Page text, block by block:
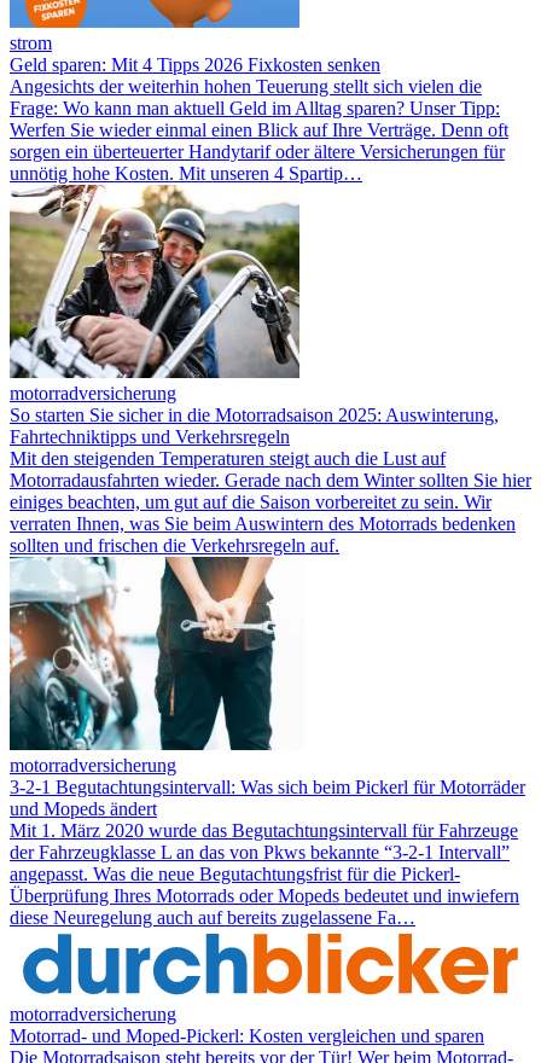
strom
Geld sparen: Mit 4 Tipps 2026 Fixkosten senken
Angesichts der weiterhin hohen Teuerung stellt sich vielen die
Frage: Wo kann man aktuell Geld im Alltag sparen? Unser Tipp:
Werfen Sie wieder einmal einen Blick auf Ihre Verträge. Denn oft
sorgen ein überteuerter Handytarif oder ältere Versicherungen für
unnötig hohe Kosten. Mit unseren 4 Spartip…
motorradversicherung
So starten Sie sicher in die Motorradsaison 2025: Auswinterung,
Fahrtechniktipps und Verkehrsregeln
Mit den steigenden Temperaturen steigt auch die Lust auf
Motorradausfahrten wieder. Gerade nach dem Winter sollten Sie hier
einiges beachten, um gut auf die Saison vorbereitet zu sein. Wir
verraten Ihnen, was Sie beim Auswintern des Motorrads bedenken
sollten und frischen die Verkehrsregeln auf.
motorradversicherung
3-2-1 Begutachtungsintervall: Was sich beim Pickerl für Motorräder
und Mopeds ändert
Mit 1. März 2020 wurde das Begutachtungsintervall für Fahrzeuge
der Fahrzeugklasse L an das von Pkws bekannte “3-2-1 Intervall”
angepasst. Was die neue Begutachtungsfrist für die Pickerl-
Überprüfung Ihres Motorrads oder Mopeds bedeutet und inwiefern
diese Neuregelung auch auf bereits zugelassene Fa…
motorradversicherung
Motorrad- und Moped-Pickerl: Kosten vergleichen und sparen
Die Motorradsaison steht bereits vor der Tür! Wer beim Motorrad-